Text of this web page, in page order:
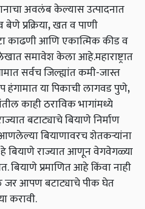
अवलंब केल्यास उत्पादनात
प्रक्रिया,खत व पाणी
काढणी आणि एकात्मिक कीड व
समावेश केला आहे.महाराष्ट्रात
सर्वच जिल्ह्यांत कमी-जास्त
हंगामात या पिकाची लागवड पुणे,
काही ठराविक भागांमध्ये
बटाट्याचे बियाणे निर्माण
बियाणावरच शेतकर्‍यांना
हे बियाणे राज्यात आणून वेगवेगळ्या
बियाणे प्रमाणित आहे किंवा नाही
जर आपण बटाट्याचे पीक घेत
करावी.